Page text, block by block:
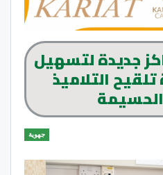
جديدة لتسهيل
التلاميذ
جهوية